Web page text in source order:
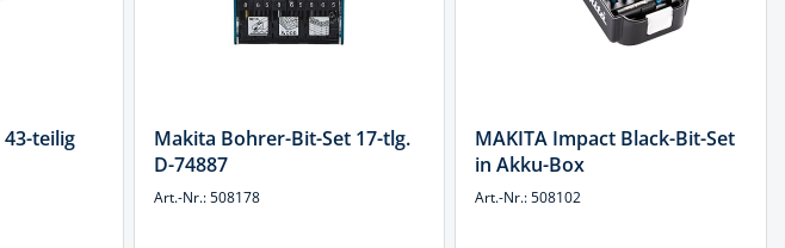
43-teilig
Makita Bohrer-Bit-Set 17-tlg.
D-74887
Art.-Nr.: 508178
MAKITA Impact Black-Bit-Set
in Akku-Box
Art.-Nr.: 508102